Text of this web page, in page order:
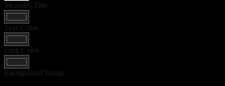
Modules Title
Text Color
Link Color
Background Image